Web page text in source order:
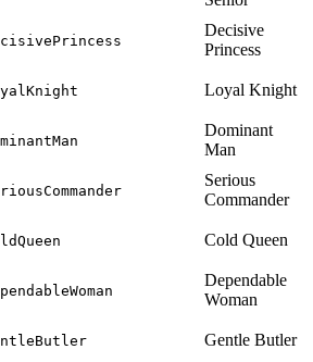
Decisive
Princess
Loyal Knight
Dominant
Man
Serious
Commander
Cold Queen
Dependable
Woman
Gentle Butler